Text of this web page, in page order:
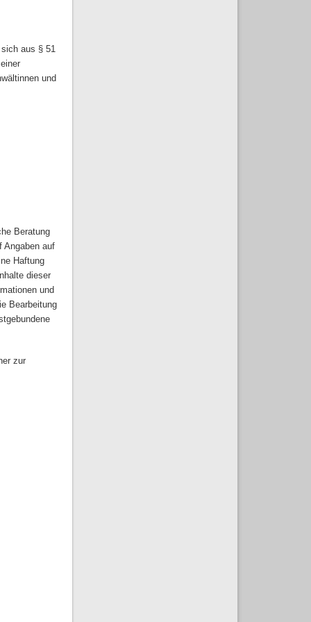
aus § 51
und
Beratung
Angaben auf
Haftung
dieser
und
Bearbeitung
zur